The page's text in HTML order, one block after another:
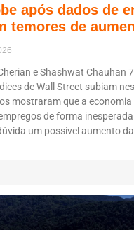
após dados de
temores de
e Shashwat Chauhan
de Wall Street subiam
mostraram que a
de forma
um possível aumento